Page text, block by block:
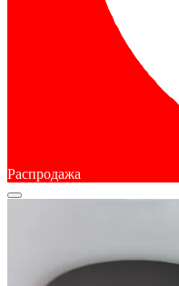
Распродажа